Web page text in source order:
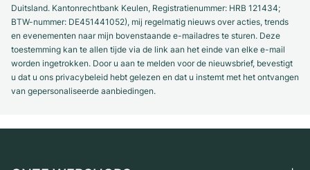
Duitsland. Kantonrechtbank Keulen, Registratienummer: HRB 121434;
BTW-nummer: DE451441052), mij regelmatig nieuws over acties, trends
en evenementen naar mijn bovenstaande e-mailadres te sturen. Deze
toestemming kan te allen tijde via de link aan het einde van elke e-mail
worden ingetrokken. Door u aan te melden voor de nieuwsbrief, bevestigt
u dat u ons privacybeleid hebt gelezen en dat u instemt met het ontvangen
van gepersonaliseerde aanbiedingen.